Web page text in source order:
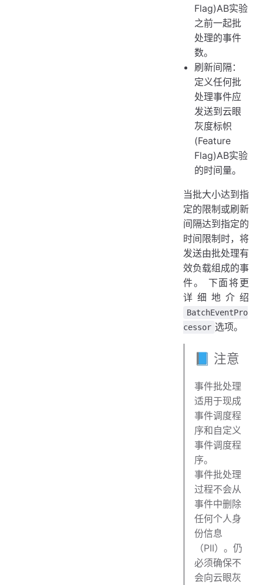
Flag)AB实验
之前一起批
处理的事件
数。
刷新间隔：
定义任何批
处理事件应
发送到云眼
灰度标帜
(Feature
Flag)AB实验
的时间量。
当批大小达到指
定的限制或刷新
间隔达到指定的
时间限制时，将
发送由批处理有
效负载组成的事
件。 下面将更
详细地介绍
BatchEventPro
cessor 选项。
📘 注意
事件批处理
适用于现成
事件调度程
序和自定义
事件调度程
序。
事件批处理
过程不会从
事件中删除
任何个人身
份信息
（PII）。仍
必须确保不
会向云眼灰